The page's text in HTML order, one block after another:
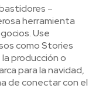
–
herramienta
Use
como Stories
producción o
para la navidad,
de conectar con el